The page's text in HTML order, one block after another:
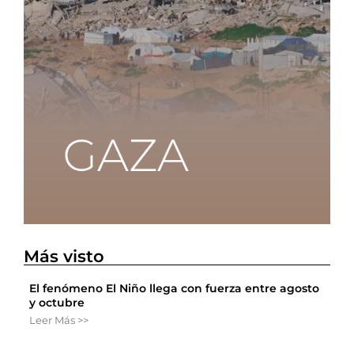
Más visto
El fenómeno El Niño llega con fuerza entre agosto
y octubre
Leer Más >>